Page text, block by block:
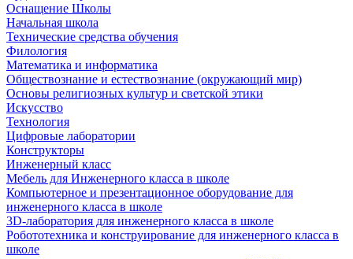
Оснащение Школы
Начальная школа
Технические средства обучения
Филология
Математика и информатика
Обществознание и естествознание (окружающий мир)
Основы религиозных культур и светской этики
Искусство
Технология
Цифровые лаборатории
Конструкторы
Инженерный класс
Мебель для Инженерного класса в школе
Компьютерное и презентационное оборудование для
инженерного класса в школе
3D-лаборатория для инженерного класса в школе
Робототехника и конструирование для инженерного класса в
школе